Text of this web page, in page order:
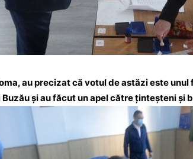
au precizat că votul de astăzi este
și au făcut un apel către ținteșteni și